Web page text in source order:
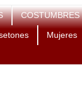
COSTUMBRES
Mujeres